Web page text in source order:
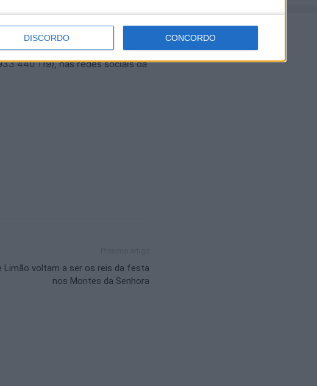
DISCORDO CONCORDO
passado e “encher Castelo
440 119), nas redes sociais da
Limão voltam a ser os reis da festa
nos Montes da Senhora